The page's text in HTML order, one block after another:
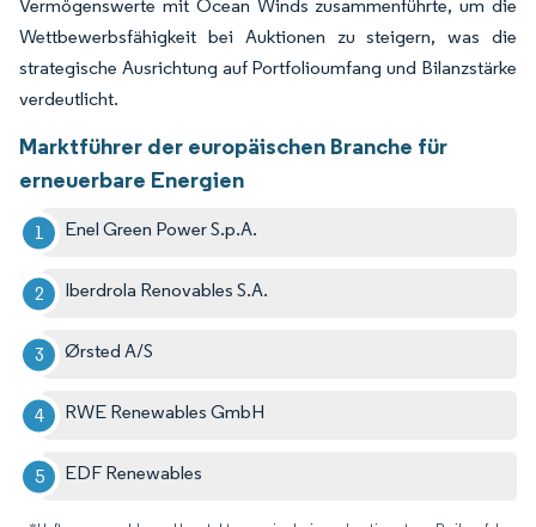
Vermögenswerte mit Ocean Winds zusammenführte, um die
Wettbewerbsfähigkeit bei Auktionen zu steigern, was die
strategische Ausrichtung auf Portfolioumfang und Bilanzstärke
verdeutlicht.
Marktführer der europäischen Branche für
erneuerbare Energien
Enel Green Power S.p.A.
Iberdrola Renovables S.A.
Ørsted A/S
RWE Renewables GmbH
EDF Renewables